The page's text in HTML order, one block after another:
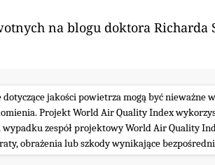
na blogu doktora Richarda
dotyczące jakości powietrza mogą być
Projekt World Air Quality Index
zespół projektowy World Air Quality
obrażenia lub szkody wynikające